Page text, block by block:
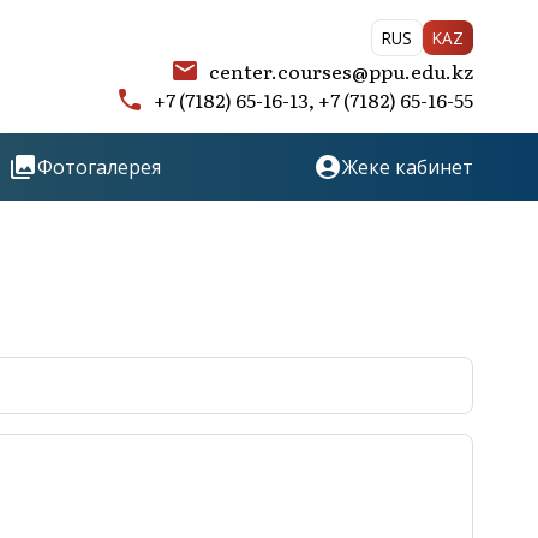
RUS KAZ
email center.courses@ppu.edu.kz
call +7 (7182) 65-16-13, +7 (7182) 65-16-55
collectionsФотогалерея account_circleЖеке кабинет